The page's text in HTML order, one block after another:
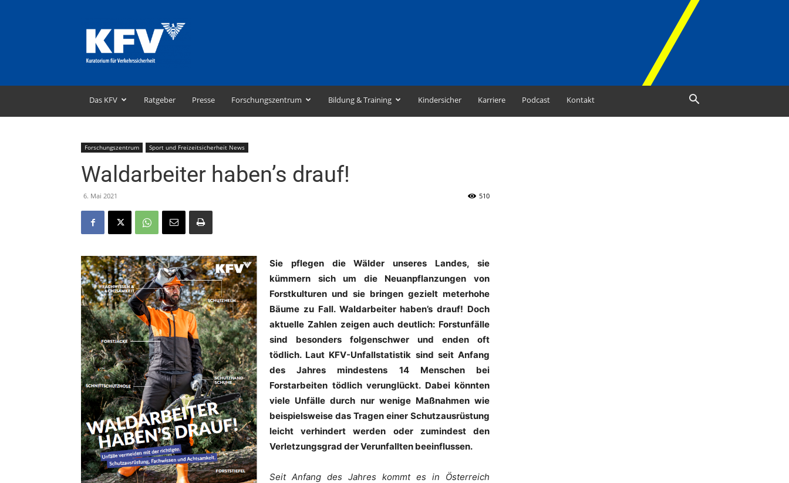
–
Kuratorium
für
Das KFV Ratgeber Presse Forschungszentrum Bildung & Training Kindersicher Karriere Podcast Kontakt
Forschungszentrum Sport und Freizeitsicherheit News
Waldarbeiter haben’s drauf!
6. Mai 2021 510
Sie pflegen die Wälder unseres Landes, sie
kümmern sich um die Neuanpflanzungen von
Forstkulturen und sie bringen gezielt meterhohe
Bäume zu Fall. Waldarbeiter haben’s drauf! Doch
aktuelle Zahlen zeigen auch deutlich: Forstunfälle
sind besonders folgenschwer und enden oft
tödlich. Laut KFV-Unfallstatistik sind seit Anfang
des Jahres mindestens 14 Menschen bei
Forstarbeiten tödlich verunglückt. Dabei könnten
viele Unfälle durch nur wenige Maßnahmen wie
beispielsweise das Tragen einer Schutzausrüstung
leicht verhindert werden oder zumindest den
Verletzungsgrad der Verunfallten beeinflussen.
Seit Anfang des Jahres kommt es in Österreich